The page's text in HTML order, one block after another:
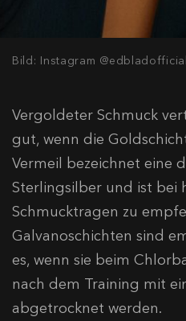
Bild: Instagram @edbladofficial
Vergoldeter Schmuck
gut, wenn die
Vermeil bezeichnet eine
Sterlingsilber und ist bei
Schmucktragen zu
Galvanoschichten sind
es, wenn sie beim
nach dem Training mit
abgetrocknet werden.